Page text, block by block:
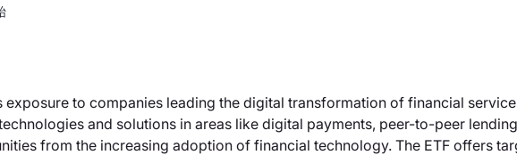
to companies leading the digital transformation of financial
and solutions in areas like digital payments, peer-to-peer
from the increasing adoption of financial technology. The ETF offers